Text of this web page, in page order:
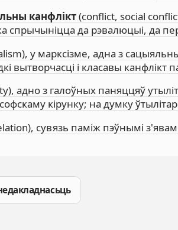
канфлікт(conflict, social
спрычыніцца да рэвалюцыі, да
у марксізме, адна з
вытворчасці і класавы
адно з галоўных паняццяў
кірунку; на думку
сувязь паміж пэўнымі